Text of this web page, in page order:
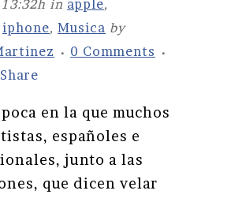
in apple,
iphone, Musica by
0 Comments
Share
en la que muchos
españoles e
junto a las
que dicen velar